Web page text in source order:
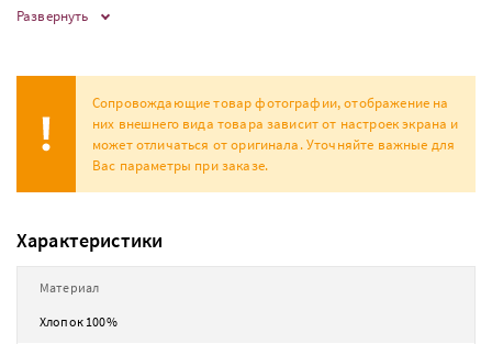
Ширина фартука - 70см, длина фартука – 87см. Фартук имеет 1 накладной
карман.
Развернуть
Сопровождающие товар фотографии, отображение на
них внешнего вида товара зависит от настроек экрана и
может отличаться от оригинала. Уточняйте важные для
Вас параметры при заказе.
Характеристики
Материал
Хлопок 100%